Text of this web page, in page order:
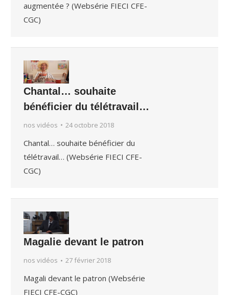
augmentée ? (Websérie FIECI CFE-
CGC)
Chantal… souhaite
bénéficier du télétravail…
nos vidéos 24 octobre 2018
Chantal… souhaite bénéficier du
télétravail… (Websérie FIECI CFE-
CGC)
Magalie devant le patron
nos vidéos 27 février 2018
Magali devant le patron (Websérie
FIECI CFE-CGC)